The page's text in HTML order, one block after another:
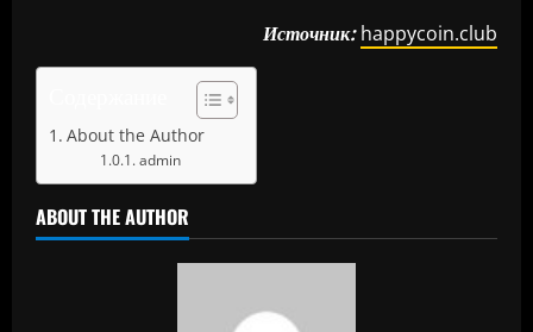
Источник: happycoin.club
About the Author
admin
ABOUT THE AUTHOR